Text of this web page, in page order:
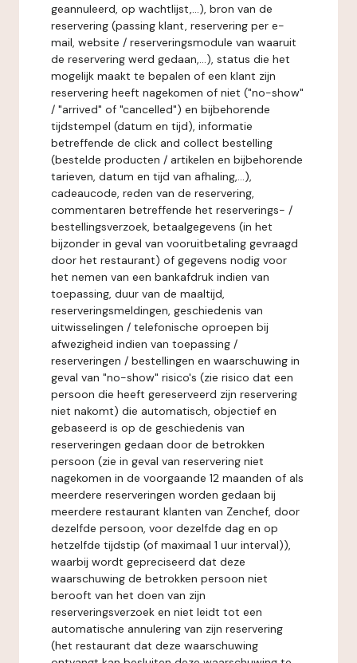
geannuleerd, op wachtlijst,...), bron van de
reservering (passing klant, reservering per e-
mail, website / reserveringsmodule van waaruit
de reservering werd gedaan,...), status die het
mogelijk maakt te bepalen of een klant zijn
reservering heeft nagekomen of niet ("no-show"
/ "arrived" of "cancelled") en bijbehorende
tijdstempel (datum en tijd), informatie
betreffende de click and collect bestelling
(bestelde producten / artikelen en bijbehorende
tarieven, datum en tijd van afhaling,...),
cadeaucode, reden van de reservering,
commentaren betreffende het reserverings- /
bestellingsverzoek, betaalgegevens (in het
bijzonder in geval van vooruitbetaling gevraagd
door het restaurant) of gegevens nodig voor
het nemen van een bankafdruk indien van
toepassing, duur van de maaltijd,
reserveringsmeldingen, geschiedenis van
uitwisselingen / telefonische oproepen bij
afwezigheid indien van toepassing /
reserveringen / bestellingen en waarschuwing in
geval van "no-show" risico's (zie risico dat een
persoon die heeft gereserveerd zijn reservering
niet nakomt) die automatisch, objectief en
gebaseerd is op de geschiedenis van
reserveringen gedaan door de betrokken
persoon (zie in geval van reservering niet
nagekomen in de voorgaande 12 maanden of als
meerdere reserveringen worden gedaan bij
meerdere restaurant klanten van Zenchef, door
dezelfde persoon, voor dezelfde dag en op
hetzelfde tijdstip (of maximaal 1 uur interval)),
waarbij wordt gepreciseerd dat deze
waarschuwing de betrokken persoon niet
berooft van het doen van zijn
reserveringsverzoek en niet leidt tot een
automatische annulering van zijn reservering
(het restaurant dat deze waarschuwing